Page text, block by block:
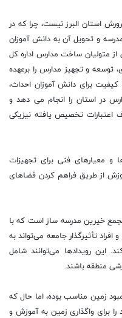
استان البرز نیست، چرا که در
و تحویل آن به دانش آموزان
متولیان ساخت مدارس اداره کل
توسعه و تجهیز مدارس را برعهده
برای دانش آموزان احداث،
در استان را انجام می دهد و
اعتبارات تخصیص ‌یافته نیزیکی
و معیارهای فنی برای تجهیزات
از طریق فراهم کردن فضاهای
خیرین مدرسه ساز است که با
تأثیرگذار جامعه می‌تواند به
این رویدادها می‌توانند شامل
منطقه باشند.
زمین مناسب بوده، اما حال که
برای واگذاری زمین به آموزش و